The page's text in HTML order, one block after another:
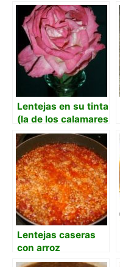
Lentejas en su tinta
(la de los calamares
que las
acompañan)
Lentejas caseras
con arroz